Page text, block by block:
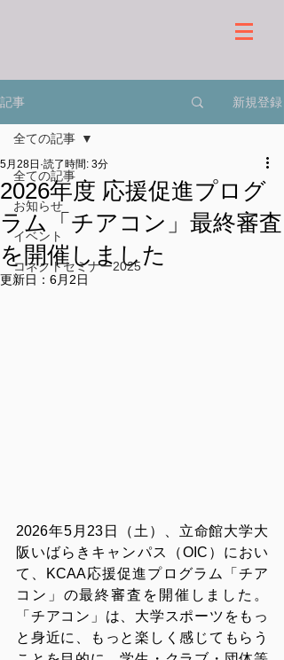
記事 新規登録
全ての記事
お知らせ
イベント
コネクトセミナー2025
全ての記事
2026年度 応援促進プログ
ラム「チアコン」最終審査
を開催しました
5月28日 読了時間: 3分
更新日： 6月2日
2026年5月23日（土）、立命館大学大
阪いばらきキャンパス（OIC）におい
て、KCAA応援促進プログラム「チア
コン」の最終審査を開催しました。
「チアコン」は、大学スポーツをもっ
と身近に、もっと楽しく感じてもらう